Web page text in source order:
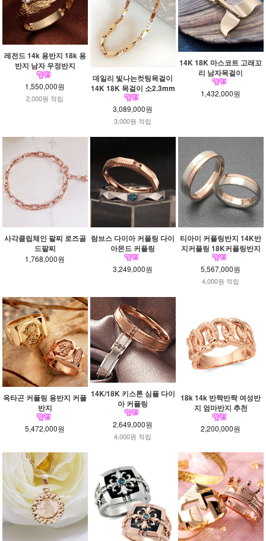
레전드 14k 용반지 18k 용
반지 남자 우정반지
1,550,000원
2,000원 적립
데일리 빛나는컷팅목걸이
14K 18K 목걸이 소2.3mm
3,089,000원
3,000원 적립
14K 18K 마스코트 고래꼬
리 남자목걸이
1,432,000원
사각클립체인 팔찌 로즈골
드팔찌
1,768,000원
람브스 다이아 커플링 다이
아몬드 커플링
3,249,000원
티아이 커플링반지 14K반
지커플링 18K커플링반지
5,567,000원
4,000원 적립
옥타곤 커플링 용반지 커플
반지
5,472,000원
14K/18K 키스톤 심플 다이
아 커플링
2,649,000원
4,000원 적립
18k 14k 반짝반짝 여성반
지 엄마반지 추천
2,200,000원